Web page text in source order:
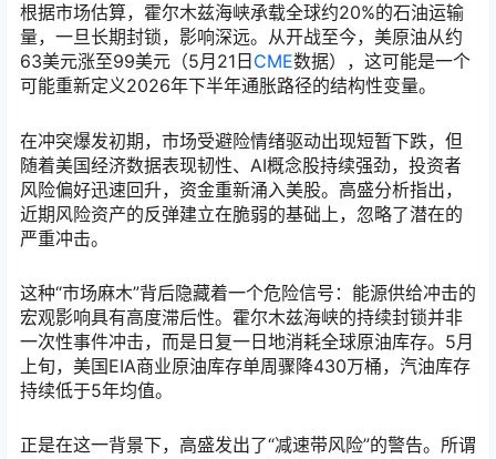
根据市场估算，霍尔木兹海峡承载全球约20%的石油运输
量，一旦长期封锁，影响深远。从开战至今，美原油从约
63美元涨至99美元（5月21日 CME数据），这可能是一个
可能重新定义2026年下半年通胀路径的结构性变量。
在冲突爆发初期，市场受避险情绪驱动出现短暂下跌，但
随着美国经济数据表现韧性、AI概念股持续强劲，投资者
风险偏好迅速回升，资金重新涌入美股。高盛分析指出，
近期风险资产的反弹建立在脆弱的基础上，忽略了潜在的
严重冲击。
这种“市场麻木”背后隐藏着一个危险信号：能源供给冲击的
宏观影响具有高度滞后性。霍尔木兹海峡的持续封锁并非
一次性事件冲击，而是日复一日地消耗全球原油库存。5月
上旬，美国EIA商业原油库存单周骤降430万桶，汽油库存
持续低于5年均值。
正是在这一背景下，高盛发出了“减速带风险”的警告。所谓